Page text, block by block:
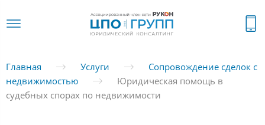
Главная Услуги
Сопровождение сделок с
недвижимостью
Юридическая помощь в
судебных спорах по недвижимости